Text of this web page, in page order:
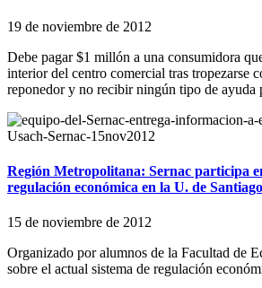
19 de noviembre de 2012
Debe pagar $1 millón a una consumidora
interior del centro comercial tras tropezarse
reponedor y no recibir ningún tipo de ayuda
Región Metropolitana: Sernac participa
regulación económica en la U. de Santiago
15 de noviembre de 2012
Organizado por alumnos de la Facultad de
sobre el actual sistema de regulación